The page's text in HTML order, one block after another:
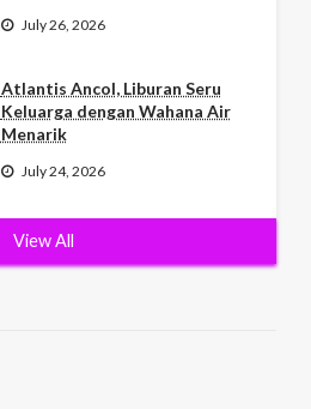
July 26, 2026
Atlantis Ancol, Liburan Seru
Keluarga dengan Wahana Air
Menarik
July 24, 2026
View All